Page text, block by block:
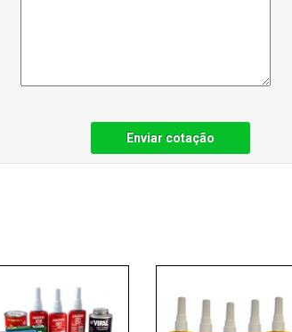
Enviar cotação